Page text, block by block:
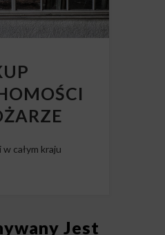
całym kraju
Jest